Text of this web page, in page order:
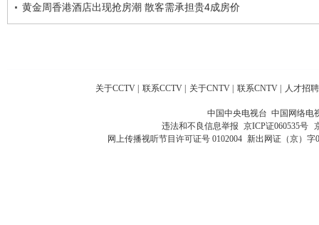
黄金周香港酒店出现抢房潮 散客需承担贵4成房价
关于CCTV 联系CCTV 关于CNTV 联系CNTV 人才招聘
中国中央电视台 中国网络电
违法和不良信息举报 京ICP证060535号
网上传播视听节目许可证号 0102004 新出网证（京）